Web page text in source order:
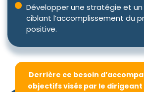
Développer une stratégie et un
ciblant l’accomplissement du
positive.
Derrière ce besoin
objectifs visés par le